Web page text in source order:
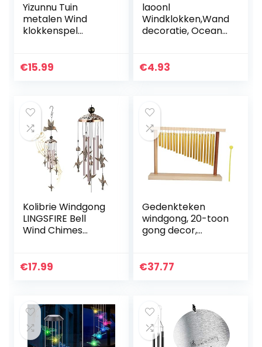
Yizunnu Tuin
metalen Wind
klokkenspel
Woondecoratie 40
€15.99
laoonl
Windklokken,Wand
decoratie, Ocean
Ocean Wind
€4.93
Kolibrie Windgong
LINGSFIRE Bell
Wind Chimes
Metalen Windgong
€17.99
Gedenkteken
windgong, 20-toon
gong decor,
voor kinderen
€37.77